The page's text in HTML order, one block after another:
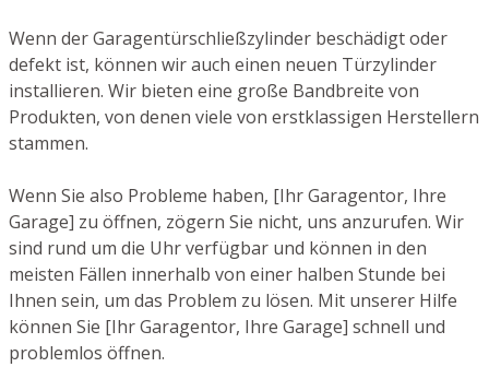
Wenn der Garagentürschließzylinder beschädigt oder
defekt ist, können wir auch einen neuen Türzylinder
installieren. Wir bieten eine große Bandbreite von
Produkten, von denen viele von erstklassigen Herstellern
stammen.
Wenn Sie also Probleme haben, [Ihr Garagentor, Ihre
Garage] zu öffnen, zögern Sie nicht, uns anzurufen. Wir
sind rund um die Uhr verfügbar und können in den
meisten Fällen innerhalb von einer halben Stunde bei
Ihnen sein, um das Problem zu lösen. Mit unserer Hilfe
können Sie [Ihr Garagentor, Ihre Garage] schnell und
problemlos öffnen.